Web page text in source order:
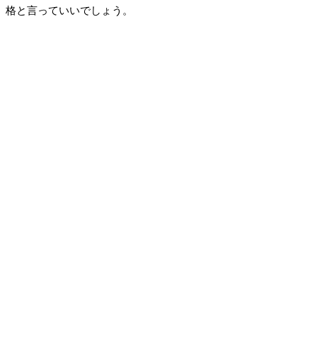
格と言っていいでしょう。